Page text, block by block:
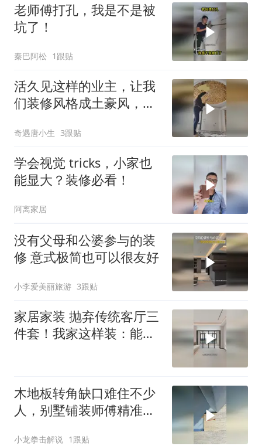
老师傅打孔，我是不是被
坑了！
秦巴阿松 1跟贴
活久见这样的业主，让我
们装修风格成土豪风，买
看看效果
奇遇唐小生 3跟贴
学会视觉 tricks，小家也
能显大？装修必看！
阿离家居
没有父母和公婆参与的装
修 意式极简也可以很友好
小李爱美丽旅游 3跟贴
家居家装 抛弃传统客厅三
件套！我家这样装：能
木地板转角缺口难住不少
人，别墅铺装师傅精准铺
小龙拳击解说 1跟贴